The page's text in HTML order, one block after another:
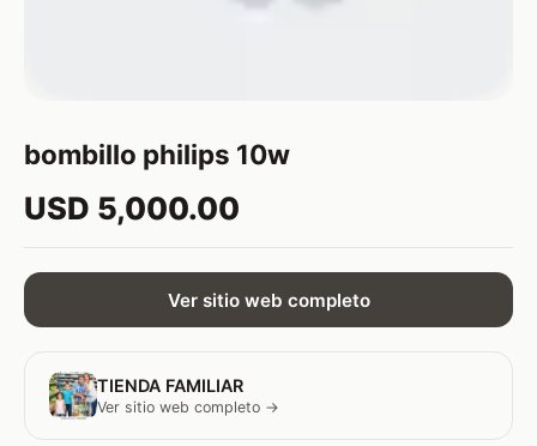
bombillo philips 10w
USD 5,000.00
Ver sitio web completo
TIENDA FAMILIAR
Ver sitio web completo →